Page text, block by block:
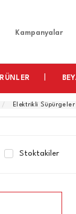
Kampanyalar
Elektrikli Süpürgeler
Stoktakiler